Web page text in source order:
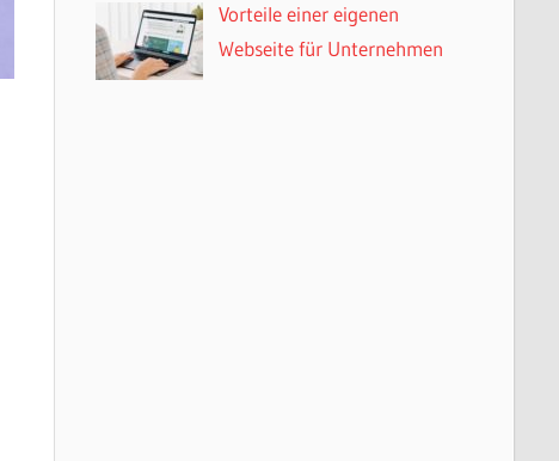
Vorteile einer eigenen
Webseite für Unternehmen